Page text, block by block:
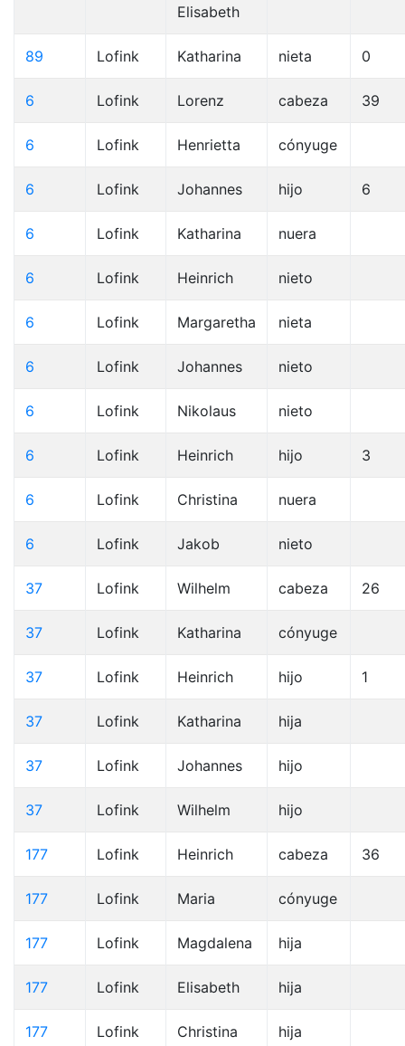
Elisabeth
89 Lofink Katharina nieta 0
6 Lofink Lorenz cabeza 39
6 Lofink Henrietta cónyuge
6 Lofink Johannes hijo 6
6 Lofink Katharina nuera
6 Lofink Heinrich nieto
6 Lofink Margaretha nieta
6 Lofink Johannes nieto
6 Lofink Nikolaus nieto
6 Lofink Heinrich hijo 3
6 Lofink Christina nuera
6 Lofink Jakob nieto
37 Lofink Wilhelm cabeza 26
37 Lofink Katharina cónyuge
37 Lofink Heinrich hijo 1
37 Lofink Katharina hija
37 Lofink Johannes hijo
37 Lofink Wilhelm hijo
177 Lofink Heinrich cabeza 36
177 Lofink Maria cónyuge
177 Lofink Magdalena hija
177 Lofink Elisabeth hija
177 Lofink Christina hija